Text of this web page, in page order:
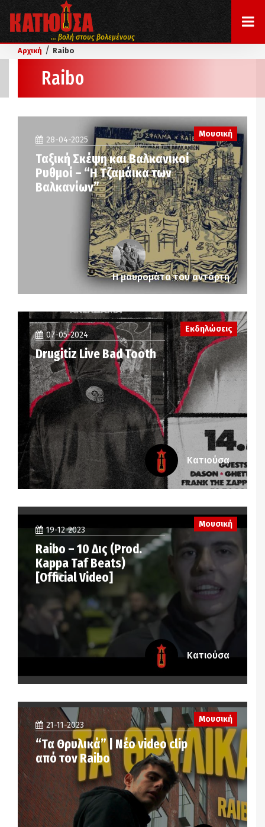
... βολή στους βολεμένους
Αρχική / Raibo
Raibo
Μουσική
28-04-2025
Ταξική Σκέψη και Βαλκανικοί
Ρυθμοί – “Η Τζαμάικα των
Βαλκανίων”
Η μαυρομάτα του αντάρτη
07-05-2024
Drugitiz Live Bad Tooth
Εκδηλώσεις
Κατιούσα
19-12-2023
Raibo – 10 Δις (Prod.
Kappa Taf Beats)
[Official Video]
Μουσική
Κατιούσα
Μουσική
21-11-2023
“Τα Θρυλικά” | Νέο video clip
από τον Raibo